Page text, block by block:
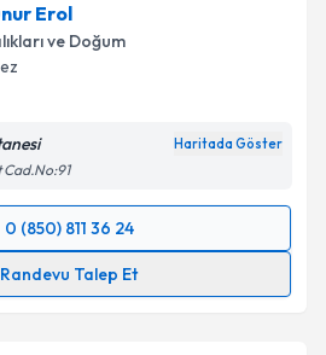
Erol
ve Doğum
Haritada Göster
Cad.No:91
0 (850) 811 36 24
Randevu Talep Et
Talebi